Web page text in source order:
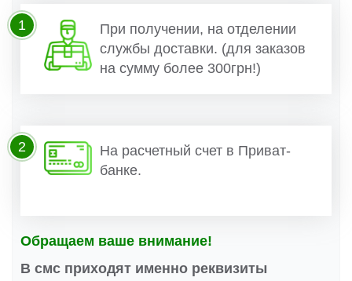
При получении, на отделении
службы доставки. (для заказов
на сумму более 300грн!)
1
На расчетный счет в Приват-
банке.
2
Обращаем ваше внимание!
В смс приходят именно реквизиты